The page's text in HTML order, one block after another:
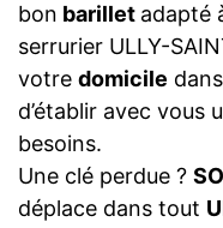
bon barillet adapté
serrurier ULLY-
votre domicile
d’établir avec vous
besoins.
Une clé perdue ?
déplace dans tout